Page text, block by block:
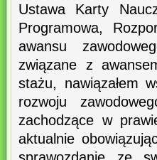
Ustawa Karty
Programowa,
awansu
związane z
stażu, nawiązałem
rozwoju
zachodzące w
aktualnie